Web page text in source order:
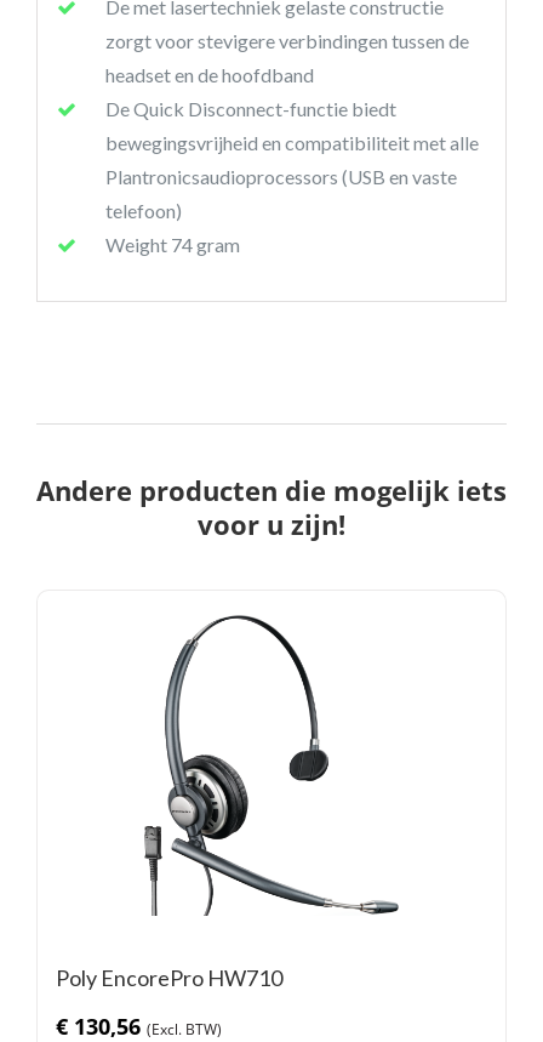
De met lasertechniek gelaste constructie
zorgt voor stevigere verbindingen tussen de
headset en de hoofdband
De Quick Disconnect-functie biedt
bewegingsvrijheid en compatibiliteit met alle
Plantronicsaudioprocessors (USB en vaste
telefoon)
Weight 74 gram
Andere producten die mogelijk iets
voor u zijn!
Poly EncorePro HW710
€ 130,56